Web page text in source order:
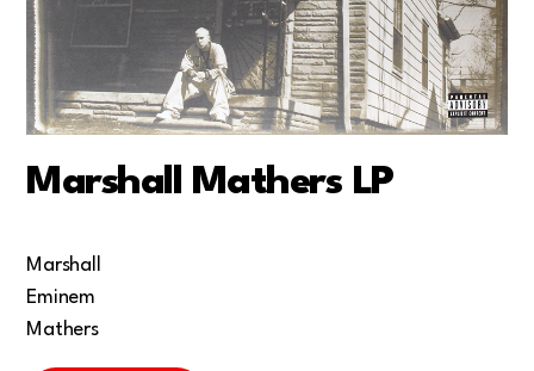
Marshall Mathers LP
Marshall
Eminem
Mathers